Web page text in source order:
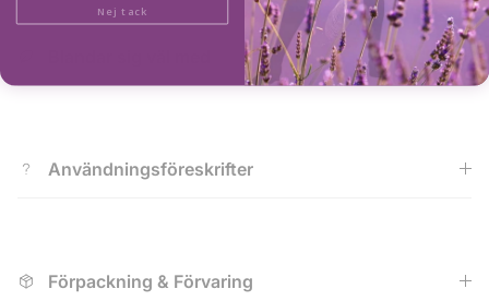
Användningsföreskrifter
Förpackning & Förvaring
Nej tack